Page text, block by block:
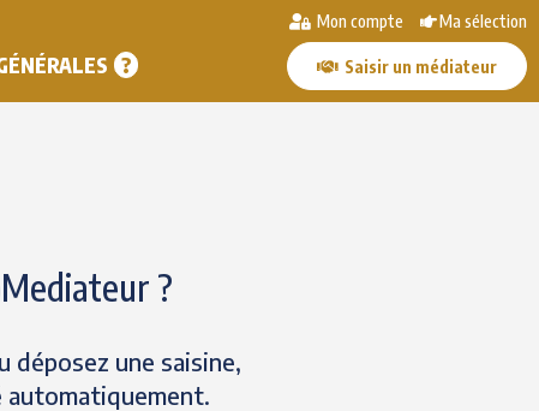
Mon compte Ma sélection
Saisir un médiateur
?
déposez une saisine,